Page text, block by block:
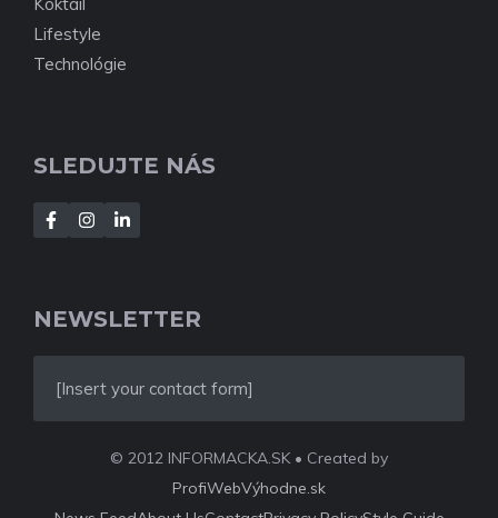
Lifestyle
Technológie
SLEDUJTE NÁS
NEWSLETTER
[Insert your contact form]
© 2012 INFORMACKA.SK • Created by
ProfiWebVýhodne.sk